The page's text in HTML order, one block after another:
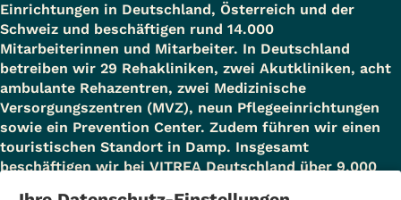
Einrichtungen in Deutschland, Österreich und der
Schweiz und beschäftigen rund 14.000
Mitarbeiterinnen und Mitarbeiter. In Deutschland
betreiben wir 29 Rehakliniken, zwei Akutkliniken, acht
ambulante Rehazentren, zwei Medizinische
Versorgungszentren (MVZ), neun Pflegeeinrichtungen
sowie ein Prevention Center. Zudem führen wir einen
touristischen Standort in Damp. Insgesamt
beschäftigen wir bei VITREA Deutschland über 9.000